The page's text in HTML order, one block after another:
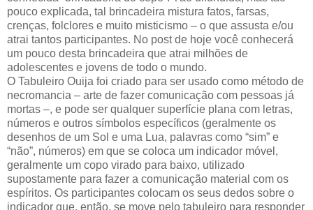
pouco explicada, tal brincadeira mistura fatos, farsas,
crenças, folclores e muito misticismo – o que assusta e/ou
atrai tantos participantes. No post de hoje você conhecerá
um pouco desta brincadeira que atrai milhões de
adolescentes e jovens de todo o mundo.
O Tabuleiro Ouija foi criado para ser usado como método de
necromancia – arte de fazer comunicação com pessoas já
mortas –, e pode ser qualquer superfície plana com letras,
números e outros símbolos específicos (geralmente os
desenhos de um Sol e uma Lua, palavras como “sim” e
“não”, números) em que se coloca um indicador móvel,
geralmente um copo virado para baixo, utilizado
supostamente para fazer a comunicação material com os
espíritos. Os participantes colocam os seus dedos sobre o
indicador que, então, se move pelo tabuleiro para responder